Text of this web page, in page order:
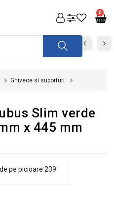
0
Ghivece si suporturi
Slim verde
x 445 mm